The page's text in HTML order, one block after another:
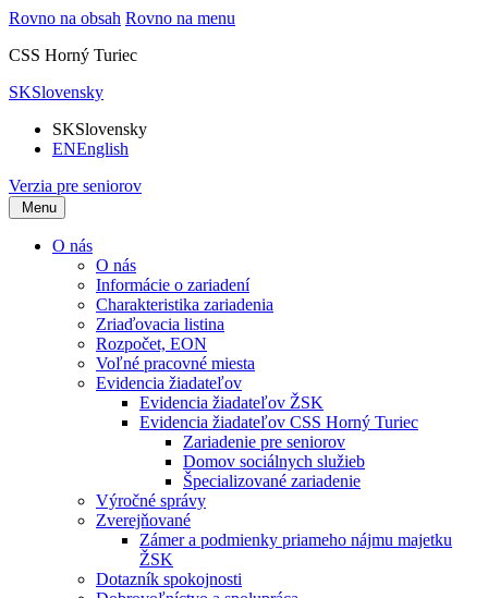
Rovno na obsah Rovno na menu
CSS Horný Turiec
SKSlovensky
SKSlovensky
ENEnglish
Verzia pre seniorov
Menu
O nás
O nás
Informácie o zariadení
Charakteristika zariadenia
Zriaďovacia listina
Rozpočet, EON
Voľné pracovné miesta
Evidencia žiadateľov
Evidencia žiadateľov ŽSK
Evidencia žiadateľov CSS Horný Turiec
Zariadenie pre seniorov
Domov sociálnych služieb
Špecializované zariadenie
Výročné správy
Zverejňované
Zámer a podmienky priameho nájmu majetku
ŽSK
Dotazník spokojnosti